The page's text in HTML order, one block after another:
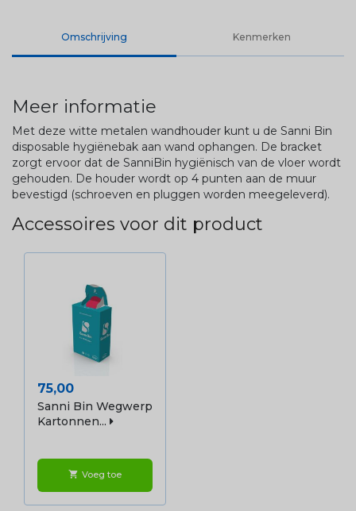
Omschrijving Kenmerken
Meer informatie
Met deze witte metalen wandhouder kunt u de Sanni Bin
disposable hygiënebak aan wand ophangen. De bracket
zorgt ervoor dat de SanniBin hygiënisch van de vloer wordt
gehouden. De houder wordt op 4 punten aan de muur
bevestigd (schroeven en pluggen worden meegeleverd).
Accessoires voor dit product
Prijs
75,00
Sanni Bin Wegwerp
Kartonnen...
shopping_cart Voeg toe